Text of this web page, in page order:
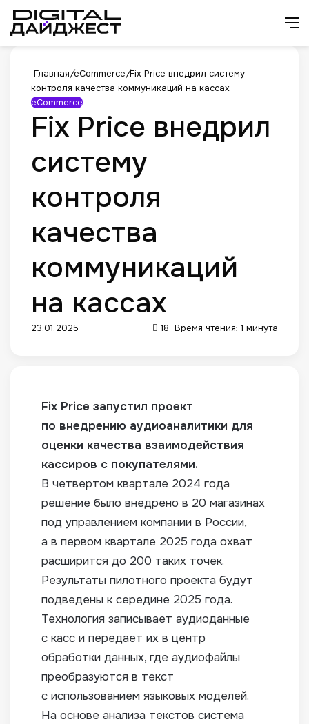
Главная/eCommerce/Fix Price внедрил систему
контроля качества коммуникаций на кассах
eCommerce
Fix Price внедрил
систему
контроля
качества
коммуникаций
на кассах
23.01.2025 18 Время чтения: 1 минута
Fix Price запустил проект
по внедрению аудиоаналитики для
оценки качества взаимодействия
кассиров с покупателями.
В четвертом квартале 2024 года
решение было внедрено в 20 магазинах
под управлением компании в России,
а в первом квартале 2025 года охват
расширится до 200 таких точек.
Результаты пилотного проекта будут
подведены к середине 2025 года.
Технология записывает аудиоданные
с касс и передает их в центр
обработки данных, где аудиофайлы
преобразуются в текст
с использованием языковых моделей.
На основе анализа текстов система